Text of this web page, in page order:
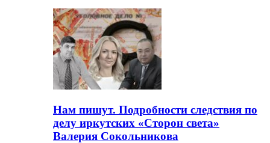
Нам пишут. Подробности следствия по
делу иркутских «Сторон света»
Валерия Сокольникова